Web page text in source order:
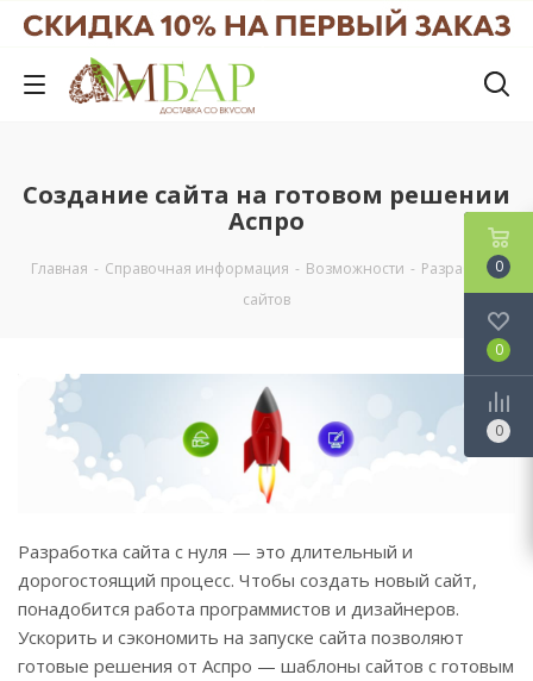
Создание сайта на готовом решении
Аспро
Главная - Справочная информация - Возможности - Разработка
сайтов
Разработка сайта с нуля — это длительный и
дорогостоящий процесс. Чтобы создать новый сайт,
понадобится работа программистов и дизайнеров.
Ускорить и сэкономить на запуске сайта позволяют
готовые решения от Аспро — шаблоны сайтов с готовым
0
0
0